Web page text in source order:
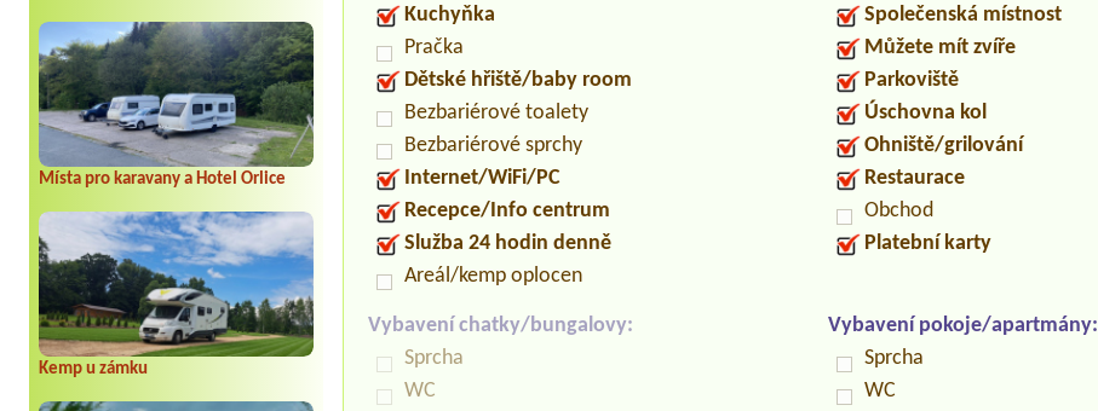
Místa pro karavany a Hotel Orlice
Kemp u zámku
Kuchyňka
Pračka
Dětské hřiště/baby room
Bezbariérové toalety
Bezbariérové sprchy
Internet/WiFi/PC
Recepce/Info centrum
Služba 24 hodin denně
Areál/kemp oplocen
Společenská místnost
Můžete mít zvíře
Parkoviště
Úschovna kol
Ohniště/grilování
Restaurace
Obchod
Platební karty
Vybavení chatky/bungalovy:
Sprcha
WC
Vybavení pokoje/apartmány:
Sprcha
WC